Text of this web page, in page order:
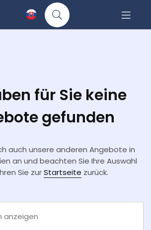
für Sie keine
gefunden
auch unsere anderen Angebote in
an und beachten Sie Ihre Auswahl
Sie zurStartseite zurück.